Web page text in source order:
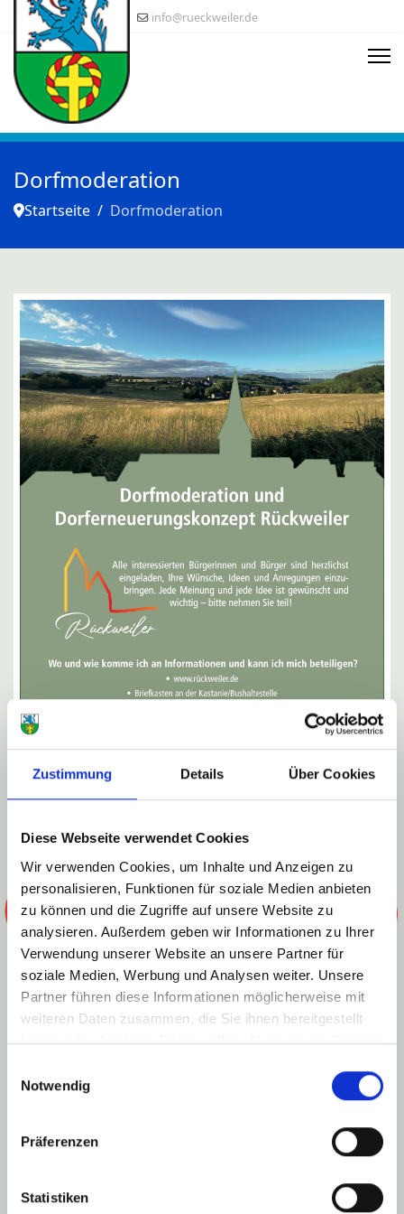
Zustimmung Details Über Cookies
Diese Webseite verwendet Cookies
Wir verwenden Cookies, um Inhalte und Anzeigen zu
personalisieren, Funktionen für soziale Medien anbieten
zu können und die Zugriffe auf unsere Website zu
analysieren. Außerdem geben wir Informationen zu Ihrer
Verwendung unserer Website an unsere Partner für
soziale Medien, Werbung und Analysen weiter. Unsere
Partner führen diese Informationen möglicherweise mit
weiteren Daten zusammen, die Sie ihnen bereitgestellt
haben oder die sie im Rahmen Ihrer Nutzung der Dienste
Notwendig
Präferenzen
Statistiken
info@rueckweiler.de
Dorfmoderation
Startseite Dorfmoderation
Neues von der
Dorfmoderation
Liebe Leserinnen und Leser,
wie Sie vielleicht schon in der Nahe-Zeitung (NZ)
Land als Schwerpunktgemeinde anerkannt. Mit diesem
Status, der sieben Jahre lang bestehen bleibt, stehen
im Rahmen der Dorferneuerung großzügige